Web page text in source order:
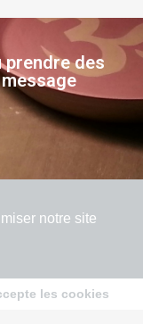
notre site
les cookies
prendre des
légales